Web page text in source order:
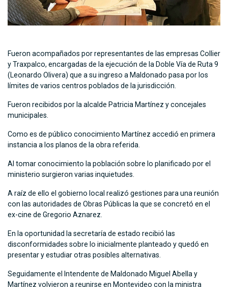
Fueron acompañados por representantes de las empresas Collier
y Traxpalco, encargadas de la ejecución de la Doble Vía de Ruta 9
(Leonardo Olivera) que a su ingreso a Maldonado pasa por los
límites de varios centros poblados de la jurisdicción.
Fueron recibidos por la alcalde Patricia Martínez y concejales
municipales.
Como es de público conocimiento Martínez accedió en primera
instancia a los planos de la obra referida.
Al tomar conocimiento la población sobre lo planificado por el
ministerio surgieron varias inquietudes.
A raíz de ello el gobierno local realizó gestiones para una reunión
con las autoridades de Obras Públicas la que se concretó en el
ex-cine de Gregorio Aznarez.
En la oportunidad la secretaría de estado recibió las
disconformidades sobre lo inicialmente planteado y quedó en
presentar y estudiar otras posibles alternativas.
Seguidamente el Intendente de Maldonado Miguel Abella y
Martínez volvieron a reunirse en Montevideo con la ministra